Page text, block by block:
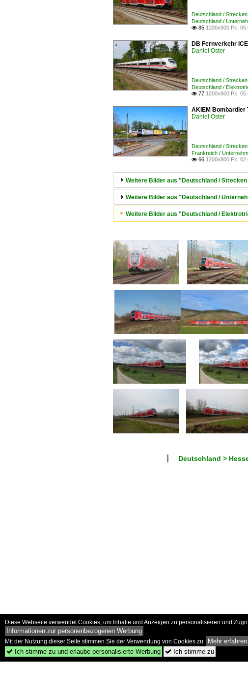
Deutschland /
Deutschland /
 85 1200x800 Px,
DB Fernverkehr
Daniel Oster
Deutschland /
Deutschland /
 77 1200x800 Px,
AKIEM Bombardier
Daniel Oster
Deutschland /
Frankreich /
 66 1200x800 Px,
Weitere Bilder aus "Deutschland /
Weitere Bilder aus "Deutschland /
Weitere Bilder aus "Deutschland /
Deutschland >
Diese Webseite verwendet Cookies, um Inhalte und Anzeigen zu personalisieren und
Informationen zur personenbezogenen Werbung
Mit der Nutzung dieser Seite stimmen Sie der Verwendung von Cookies zu. Mehr erfahren
 Ich stimme zu und erlaube personalisierte Werbung  Ich stimme zu